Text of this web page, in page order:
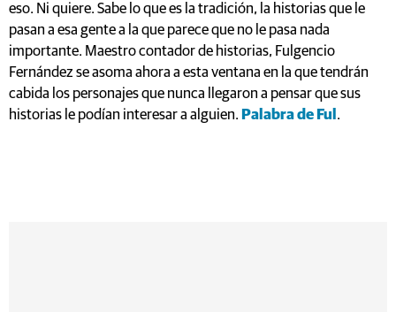
eso. Ni quiere. Sabe lo que es la tradición, la historias que le
pasan a esa gente a la que parece que no le pasa nada
importante. Maestro contador de historias, Fulgencio
Fernández se asoma ahora a esta ventana en la que tendrán
cabida los personajes que nunca llegaron a pensar que sus
historias le podían interesar a alguien. Palabra de Ful .